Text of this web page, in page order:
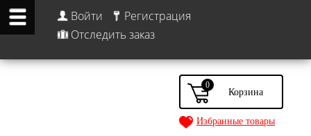
Войти
Регистрация
Отследить заказ
0
Избранные товары